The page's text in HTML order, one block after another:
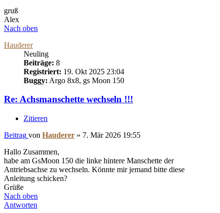
gruß
Alex
Nach oben
Hauderer
Neuling
Beiträge: 8
Registriert: 19. Okt 2025 23:04
Buggy: Argo 8x8, gs Moon 150
Re: Achsmanschette wechseln !!!
Zitieren
Beitrag von Hauderer » 7. Mär 2026 19:55
Hallo Zusammen,
habe am GsMoon 150 die linke hintere Manschette der
Antriebsachse zu wechseln. Könnte mir jemand bitte diese
Anleitung schicken?
Grüße
Nach oben
Antworten